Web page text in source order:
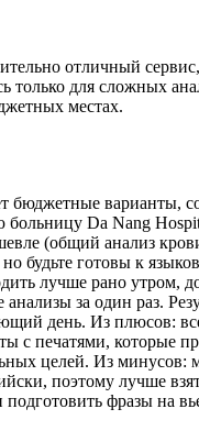
отличный
только для сложных
местах.
бюджетные варианты,
больницу Da Nang
(общий анализ
будьте готовы к
лучше рано утром,
анализы за один раз.
день. Из плюсов:
с печатями, которые
целей. Из минусов:
поэтому лучше
подготовить фразы на